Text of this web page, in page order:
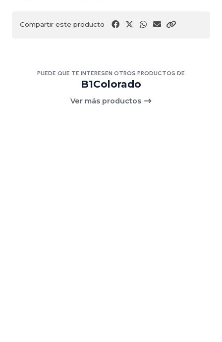
Compartir este producto
PUEDE QUE TE INTERESEN OTROS PRODUCTOS DE
B1Colorado
Ver más productos